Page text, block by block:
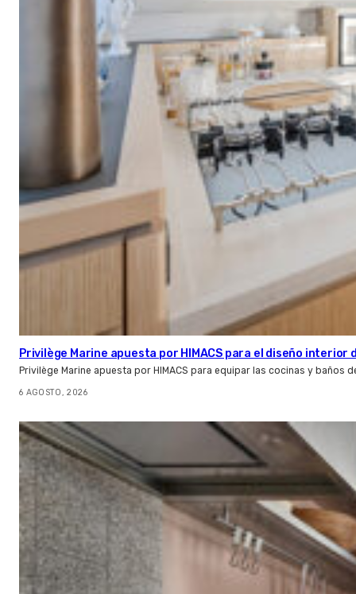
Privilège Marine apuesta por HIMACS para el diseño interior
Privilège Marine apuesta por HIMACS para equipar las cocinas y baños
6 AGOSTO, 2026